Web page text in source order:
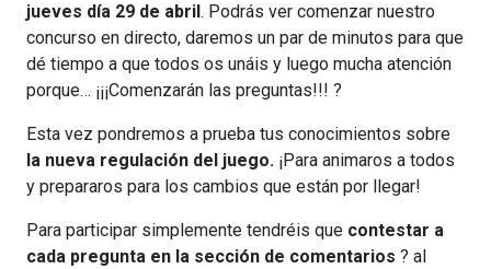
jueves día 29 de abril. Podrás ver comenzar nuestro
concurso en directo, daremos un par de minutos para que
dé tiempo a que todos os unáis y luego mucha atención
porque… ¡¡¡Comenzarán las preguntas!!! ?
Esta vez pondremos a prueba tus conocimientos sobre
la nueva regulación del juego. ¡Para animaros a todos
y prepararos para los cambios que están por llegar!
Para participar simplemente tendréis que contestar a
cada pregunta en la sección de comentarios ? al